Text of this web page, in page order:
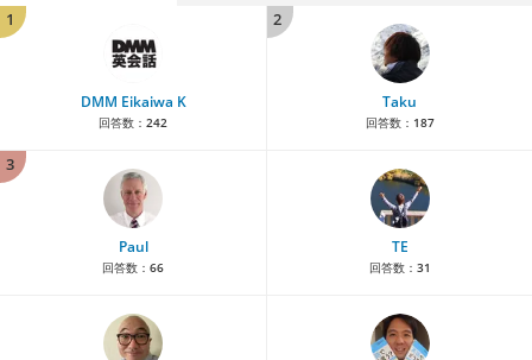
1
DMM Eikaiwa K
回答数： 242
2
Taku
回答数： 187
3
Paul
回答数： 66
TE
回答数： 31